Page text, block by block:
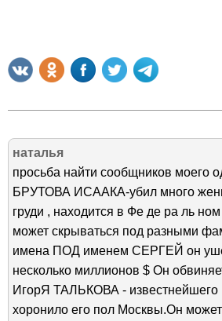
наталья
просьба найти сообщников моего
БРУТОВА ИСААКА-убил много
груди , находится в Фе де ра ль
может скрываться под разными
имена ПОД именем СЕРГЕЙ он
несколько миллионов $ Он
ИгорЯ ТАЛЬКОВА - известнейшего
хоронило его пол Москвы.Он